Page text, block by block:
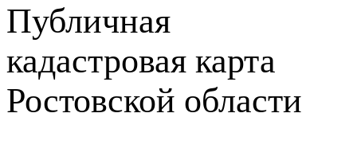
Публичная
кадастровая карта
Ростовской области